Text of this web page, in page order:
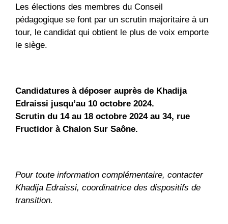
Les élections des membres du Conseil
pédagogique se font par un scrutin majoritaire à un
tour, le candidat qui obtient le plus de voix emporte
le siège.
Candidatures à déposer auprès de Khadija
Edraissi jusqu’au 10 octobre 2024.
Scrutin du 14 au 18 octobre 2024 au 34, rue
Fructidor à Chalon Sur Saône.
Pour toute information complémentaire, contacter
Khadija Edraissi, coordinatrice des dispositifs de
transition.